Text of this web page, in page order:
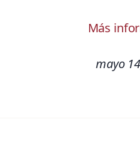
Más
mayo